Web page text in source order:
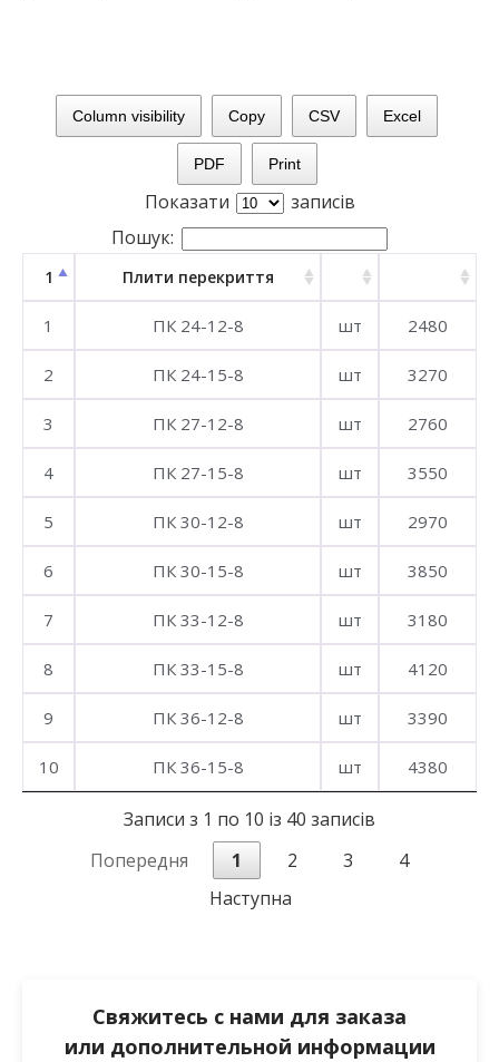
Column visibility Copy CSV Excel
PDF Print
Показати
записів
Пошук:
1 Плити перекриття
1 ПК 24-12-8 шт 2480
2 ПК 24-15-8 шт 3270
3 ПК 27-12-8 шт 2760
4 ПК 27-15-8 шт 3550
5 ПК 30-12-8 шт 2970
6 ПК 30-15-8 шт 3850
7 ПК 33-12-8 шт 3180
8 ПК 33-15-8 шт 4120
9 ПК 36-12-8 шт 3390
10 ПК 36-15-8 шт 4380
Записи з 1 по 10 із 40 записів
Попередня
1 2 3
4
Наступна
Свяжитесь с нами для заказа
или дополнительной информации